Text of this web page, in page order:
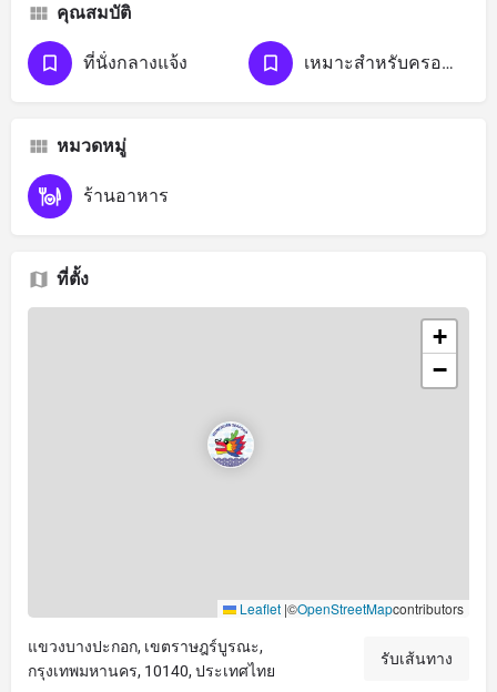
คุณสมบัติ
ที่นั่งกลางแจ้ง เหมาะสำหรับครอบครัว
หมวดหมู่
ร้านอาหาร
ที่ตั้ง
+
−
Leaflet |©OpenStreetMapcontributors
แขวงบางปะกอก, เขตราษฎร์บูรณะ,
กรุงเทพมหานคร, 10140, ประเทศไทย
รับเส้นทาง